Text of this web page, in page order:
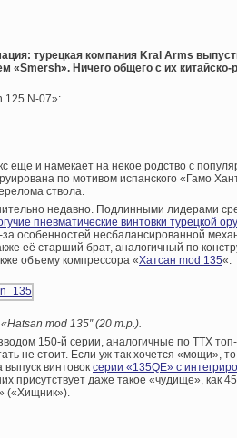
турецкая компания Kral Arms
«Smersh». Ничего общего с их
125 N-07»:
еще и намекает на некое родство с
по мотивом испанского «Гамо
ствола.
недавно. Подлинными лидерами
пневматические винтовки турецкой
за особенностей несбалансированной
её старший брат, аналогичный по
объему компрессора «Хатсан mod 135«.
mod 135″ (20 т.р.).
150-й серии, аналогичные по ТТХ
не стоит. Если уж так хочется «мощи»,
винтовок серии «135QE» с
присутствует даже такое «чудище», как
(«Хищник»).